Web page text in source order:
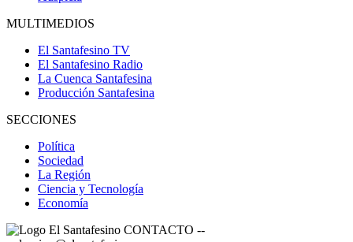
MULTIMEDIOS
El Santafesino TV
El Santafesino Radio
La Cuenca Santafesina
Producción Santafesina
SECCIONES
Política
Sociedad
La Región
Ciencia y Tecnología
Economía
CONTACTO --